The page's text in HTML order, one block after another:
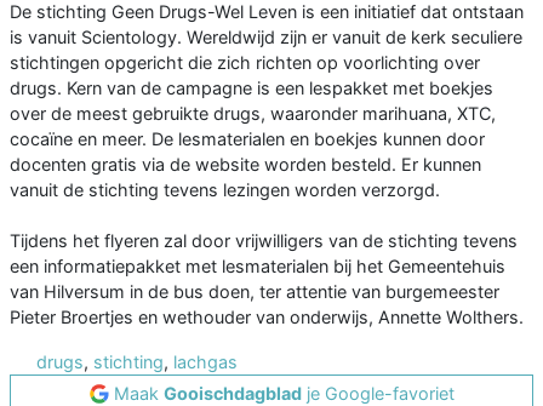
De stichting Geen Drugs-Wel Leven is een initiatief dat ontstaan
is vanuit Scientology. Wereldwijd zijn er vanuit de kerk seculiere
stichtingen opgericht die zich richten op voorlichting over
drugs. Kern van de campagne is een lespakket met boekjes
over de meest gebruikte drugs, waaronder marihuana, XTC,
cocaïne en meer. De lesmaterialen en boekjes kunnen door
docenten gratis via de website worden besteld. Er kunnen
vanuit de stichting tevens lezingen worden verzorgd.
Tijdens het flyeren zal door vrijwilligers van de stichting tevens
een informatiepakket met lesmaterialen bij het Gemeentehuis
van Hilversum in de bus doen, ter attentie van burgemeester
Pieter Broertjes en wethouder van onderwijs, Annette Wolthers.
drugs, stichting, lachgas
Maak Gooischdagbladje Google-favoriet